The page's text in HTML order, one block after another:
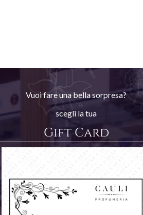
Vuoi fare una bella sorpresa?
scegli la tua
Gift Card